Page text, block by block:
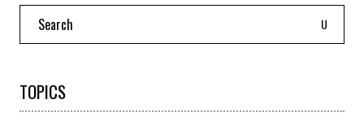
Search
TOPICS